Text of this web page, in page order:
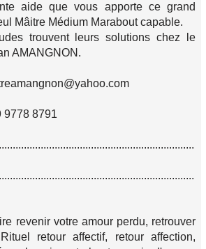
aide que vous apporte ce grand
Mâitre Médium Marabout capable.
trouvent leurs solutions chez le
AMANGNON.
9778 8791
revenir votre amour perdu, retrouver
retour affectif, retour affection,